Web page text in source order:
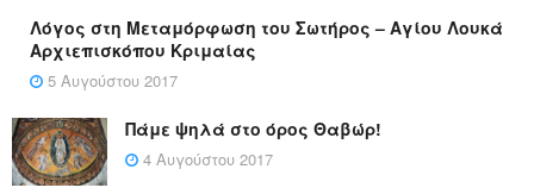
Λόγος στη Μεταμόρφωση του Σωτήρος – Αγίου Λουκά
Αρχιεπισκόπου Κριμαίας
5 Αυγούστου 2017
Πάμε ψηλά στο όρος Θαβώρ!
4 Αυγούστου 2017